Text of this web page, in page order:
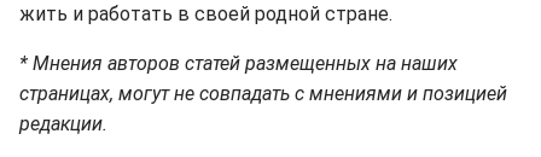
жить и работать в своей родной стране.
* Мнения авторов статей размещенных на наших
страницах, могут не совпадать с мнениями и позицией
редакции.